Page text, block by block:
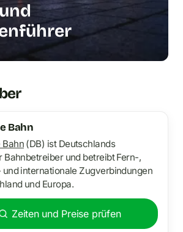
Bahn
Bahn(DB) ist Deutschlands
Bahnbetreiber und betreibt Fern-,
und internationale Zugverbindungen
und Europa.
Zeiten und Preise prüfen